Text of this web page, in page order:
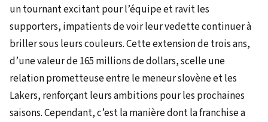
un tournant excitant pour l’équipe et ravit les
supporters, impatients de voir leur vedette continuer à
briller sous leurs couleurs. Cette extension de trois ans,
d’une valeur de 165 millions de dollars, scelle une
relation prometteuse entre le meneur slovène et les
Lakers, renforçant leurs ambitions pour les prochaines
saisons. Cependant, c’est la manière dont la franchise a